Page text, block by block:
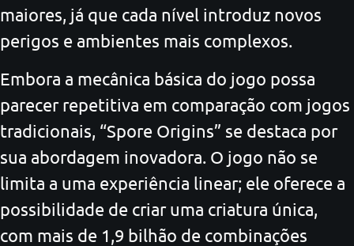
maiores, já que cada nível introduz novos
perigos e ambientes mais complexos.
Embora a mecânica básica do jogo possa
parecer repetitiva em comparação com jogos
tradicionais, “Spore Origins” se destaca por
sua abordagem inovadora. O jogo não se
limita a uma experiência linear; ele oferece a
possibilidade de criar uma criatura única,
com mais de 1,9 bilhão de combinações